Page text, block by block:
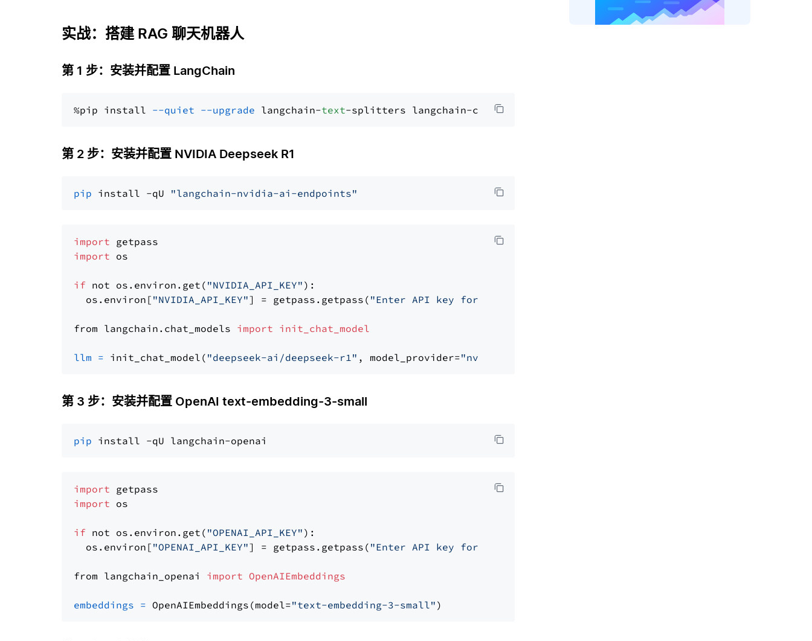
实战：搭建 RAG 聊天机器人
第 1 步：安装并配置 LangChain
%pip install --quiet --upgrade langchain-text
第 2 步：安装并配置 NVIDIA Deepseek R1
pip install -qU "langchain-nvidia-ai-endpoints"
import
import os
if not os.environ.get( "NVIDIA_API_KEY" ):
  os.environ[
"NVIDIA_API_KEY"] = getpass.getpass( "Enter API key for NVIDIA: "
from langchain.chat_models import init_chat_model
llm = init_chat_model( "deepseek-ai/deepseek-r1" , model_provider="nvidia"
第 3 步：安装并配置 OpenAI text-embedding-3-small
pip
import
import os
if not os.environ.get( "OPENAI_API_KEY" ):
  os.environ[
"OPENAI_API_KEY"] = getpass.getpass( "Enter API key for OpenAI: "
from langchain_openai import OpenAIEmbeddings
embeddings = OpenAIEmbeddings(model="text-embedding-3-small"